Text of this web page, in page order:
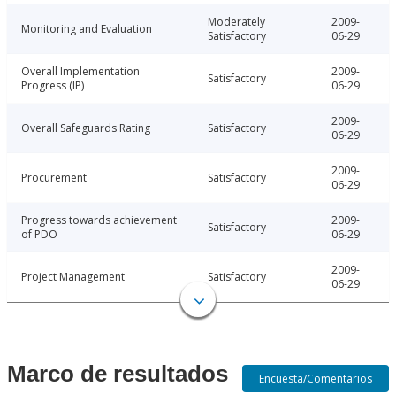
Monitoring and Evaluation
Moderately
Satisfactory
2009-
06-29
Overall Implementation
Progress (IP)
Satisfactory
2009-
06-29
Overall Safeguards Rating Satisfactory
2009-
06-29
Procurement Satisfactory
2009-
06-29
Progress towards achievement
of PDO
Satisfactory
2009-
06-29
Project Management Satisfactory
2009-
06-29
Marco de resultados Encuesta/Comentarios